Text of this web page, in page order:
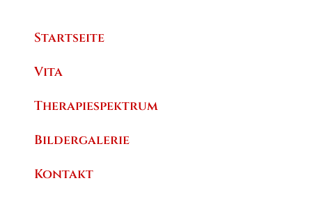
Startseite
Vita
Therapiespektrum
Bildergalerie
Kontakt